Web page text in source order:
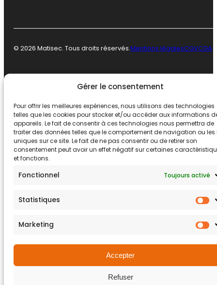
Gérer le consentement
Pour offrir les meilleures expériences, nous utilisons des technologies
telles que les cookies pour stocker et/ou accéder aux informations
appareils. Le fait de consentir à ces technologies nous permettra de
traiter des données telles que le comportement de navigation ou les
uniques sur ce site. Le fait de ne pas consentir ou de retirer son
consentement peut avoir un effet négatif sur certaines
et fonctions.
Fonctionnel Toujours activé
Statistiques
Marketing
Accepter
Refuser
© 2026 Matisec. Tous droits réservés.Mentions légalesCGVCGA